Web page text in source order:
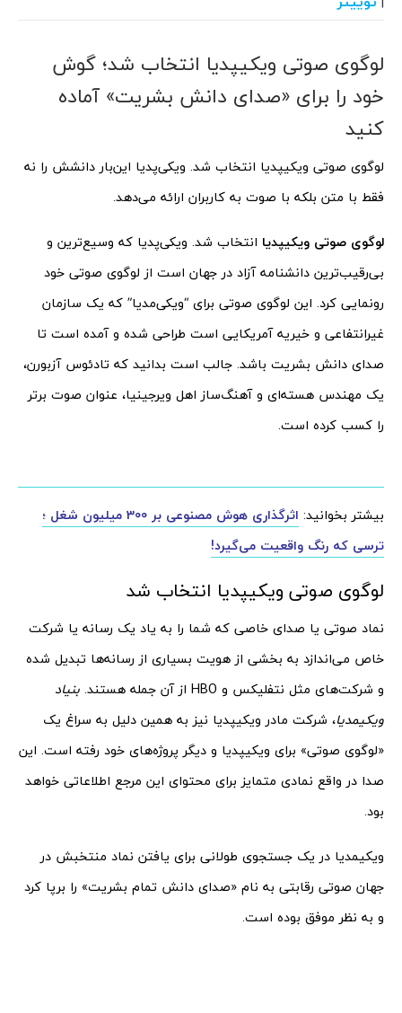
لوگوی صوتی ویکیپدیا انتخاب شد؛ گوش
خود را برای «صدای دانش بشریت» آماده
کنید
لوگوی صوتی ویکیپدیا انتخاب شد. ویکی‌پدیا این‌بار دانشش را نه
فقط با متن بلکه با صوت به کاربران ارائه می‌دهد.
لوگوی صوتی ویکیپدیا انتخاب شد. ویکی‌پدیا که وسیع‌ترین و
بی‌رقیب‌ترین دانشنامه آزاد در جهان است از لوگوی صوتی خود
رونمایی کرد. این لوگوی صوتی برای “ویکی‌مدیا” که یک سازمان
غیرانتفاعی و خیریه آمریکایی است طراحی شده و آمده است تا
صدای دانش بشریت باشد. جالب است بدانید که تادئوس آزبورن،
یک مهندس هسته‌ای و آهنگ‌ساز اهل ویرجینیا، عنوان صوت برتر
را کسب کرده است.
بیشتر بخوانید:
اثرگذاری هوش مصنوعی بر 300 میلیون شغل ؛
ترسی که رنگ واقعیت می‌گیرد!
لوگوی صوتی ویکیپدیا انتخاب شد
نماد صوتی یا صدای خاصی که شما را به یاد یک رسانه یا شرکت
خاص می‌اندازد به بخشی از هویت بسیاری از رسانه‌ها تبدیل شده
و شرکت‌های مثل نتفلیکس و HBO از آن جمله هستند.
بنیاد
ویکیمدیا، شرکت مادر ویکیپدیا نیز به همین دلیل به سراغ یک
«لوگوی صوتی» برای ویکیپدیا و دیگر پروژه‌های خود رفته است. این
صدا در واقع نمادی متمایز برای محتوای این مرجع اطلاعاتی خواهد
بود.
ویکیمدیا در یک جستجوی طولانی برای یافتن نماد منتخبش در
جهان صوتی رقابتی به نام «صدای دانش تمام بشریت» را برپا کرد
و به نظر موفق بوده است.